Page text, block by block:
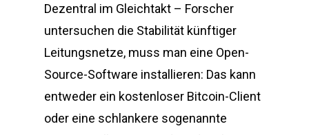
Dezentral im Gleichtakt – Forscher
untersuchen die Stabilität künftiger
Leitungsnetze, muss man eine Open-
Source-Software installieren: Das kann
entweder ein kostenloser Bitcoin-Client
oder eine schlankere sogenannte